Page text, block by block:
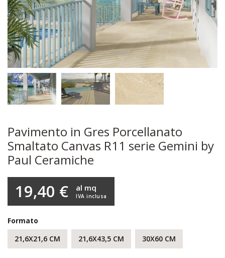
Pavimento in Gres Porcellanato
Smaltato Canvas R11 serie Gemini by
Paul Ceramiche
19,40 € IVA inclusa
al mq
Formato
21,6X21,6 CM
21,6X43,5 CM 30X60 CM